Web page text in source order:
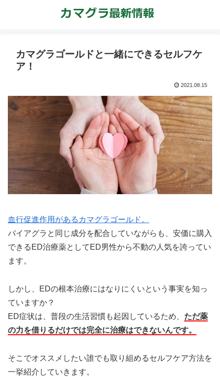
カマグラゴールドと一緒にできるセルフケ
ア！
2021.08.15
血行促進作用があるカマグラゴールド。
バイアグラと同じ成分を配合していながらも、安価に購入
できるED治療薬としてED男性から不動の人気を誇ってい
ます。
しかし、EDの根本治療にはなりにくいという事実を知っ
ていますか？
ED症状は、普段の生活習慣も起因しているため、 ただ薬
の力を借りるだけでは完全に治療はできないんです。
そこでオススメしたい誰でも取り組めるセルフケア方法を
一挙紹介していきます。